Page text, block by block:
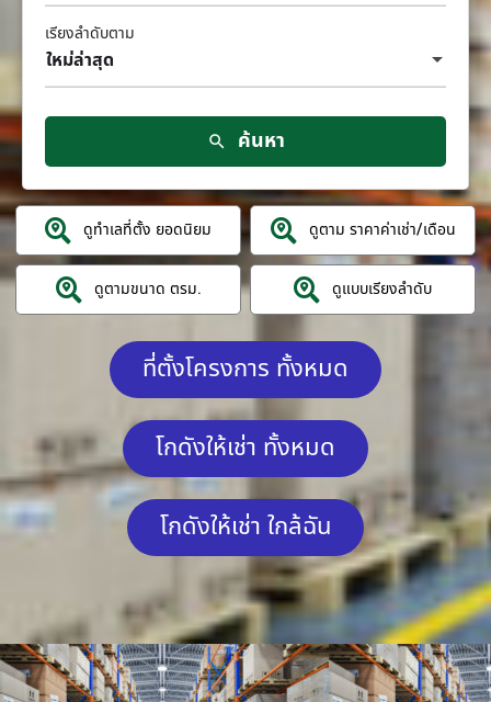
ใหม่ล่าสุด
เรียงลำดับตาม
ค้นหา
ดูทำเลที่ตั้ง ยอดนิยม ดูตาม ราคาค่าเช่า/เดือน
ดูตามขนาด ตรม. ดูแบบเรียงลำดับ
ที่ตั้งโครงการ ทั้งหมด
โกดังให้เช่า ทั้งหมด
โกดังให้เช่า ใกล้ฉัน